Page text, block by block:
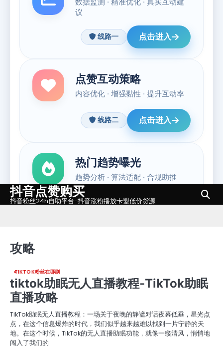
Skip抖音点赞购买
抖音粉丝24h自助平台-抖音涨粉播放卡盟低价货源
攻略
TIKTOK粉丝在哪刷
tiktok助眠无人直播教程-TikTok助眠
直播攻略
TikTok助眠无人直播教程：一场关于夜晚的静谧对话夜幕低垂，星光点
点，在这个信息爆炸的时代，我们似乎越来越难以找到一片宁静的天
地。在这个时候，TikTok的无人直播助眠功能，就像一缕清风，悄悄地
闯入了我们的